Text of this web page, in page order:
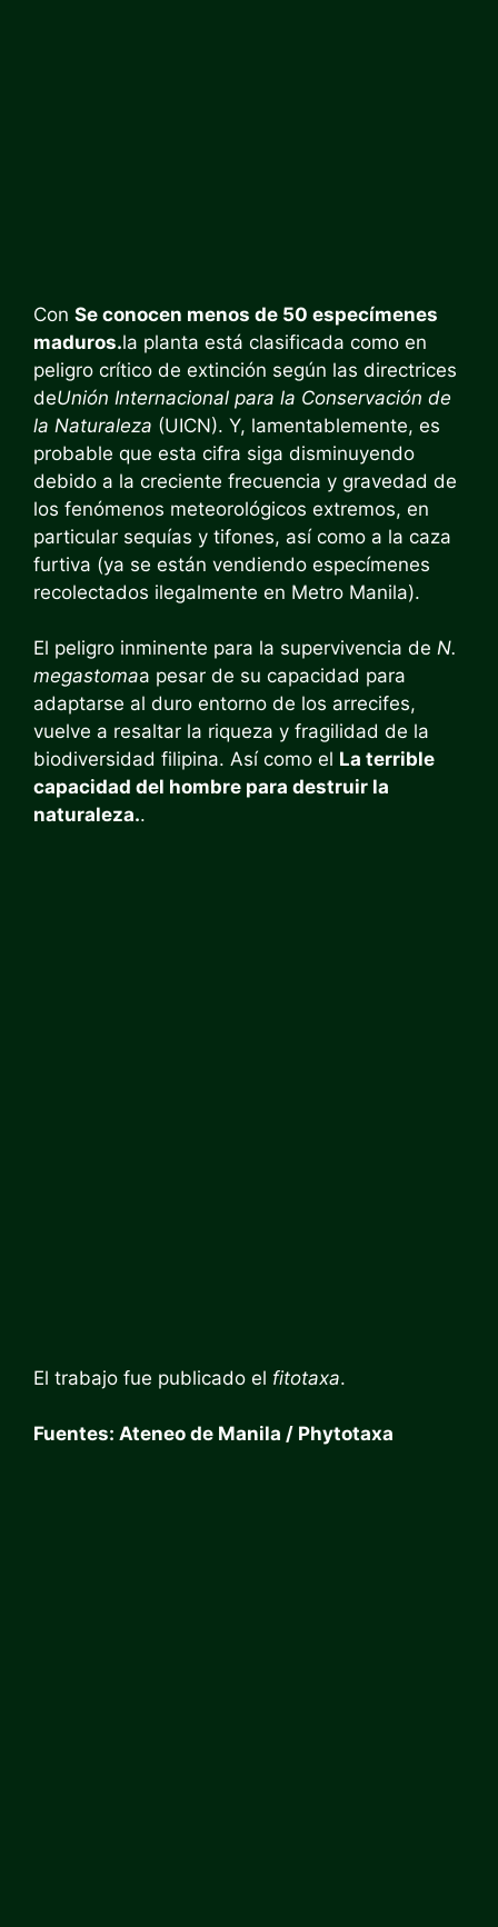
Con Se conocen menos de 50 especímenes
maduros.la planta está clasificada como en
peligro crítico de extinción según las directrices
deUnión Internacional para la Conservación de
la Naturaleza (UICN). Y, lamentablemente, es
probable que esta cifra siga disminuyendo
debido a la creciente frecuencia y gravedad de
los fenómenos meteorológicos extremos, en
particular sequías y tifones, así como a la caza
furtiva (ya se están vendiendo especímenes
recolectados ilegalmente en Metro Manila).
El peligro inminente para la supervivencia de N.
megastomaa pesar de su capacidad para
adaptarse al duro entorno de los arrecifes,
vuelve a resaltar la riqueza y fragilidad de la
biodiversidad filipina. Así como el La terrible
capacidad del hombre para destruir la
naturaleza..
El trabajo fue publicado el fitotaxa.
Fuentes: Ateneo de Manila / Phytotaxa